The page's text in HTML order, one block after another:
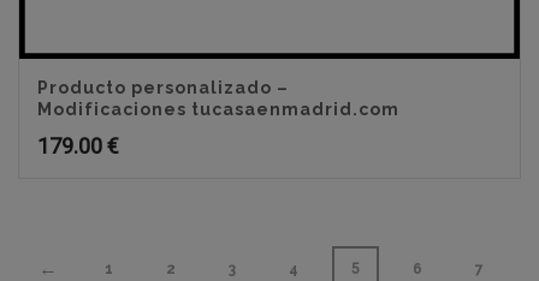
Producto personalizado –
Modificaciones tucasaenmadrid.com
179.00€
← 1 2 3 4 5 6 7